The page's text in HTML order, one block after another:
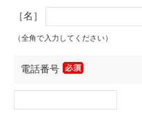
［名］
（全角で入力してください）
電話番号